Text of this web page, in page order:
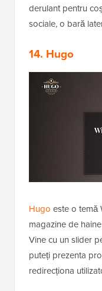
derulant pentru
sociale, o bară
14. Hugo
Hugo este o temă
magazine de
Vine cu un slider
puteți prezenta
redirecționa